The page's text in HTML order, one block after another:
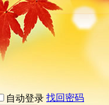
自动登录 找回密码